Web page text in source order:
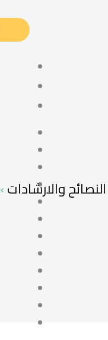
النصائح والارشادات